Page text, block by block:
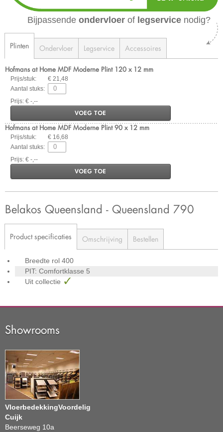
Bijpassende ondervloer of legservice nodig?
Plinten Ondervloer Legservice Accessoires
Hofmans at Home MDF Moderne Plint 120 x 12 mm
Prijs/stuk:
€ 21,48
Aantal stuks:
Prijs: € -,--
VOEG TOE
Hofmans at Home MDF Moderne Plint 90 x 12 mm
Prijs/stuk:
€ 16,68
Aantal stuks:
Prijs: € -,--
VOEG TOE
Belakos Queensland - Queensland 790
Product specificaties Omschrijving Bestellen
Breedte rol 400
PIT: Comfortklasse 5
Uit collectie
Showrooms
VloerbedekkingVoordelig
Cuijk
Beerseweg 10a